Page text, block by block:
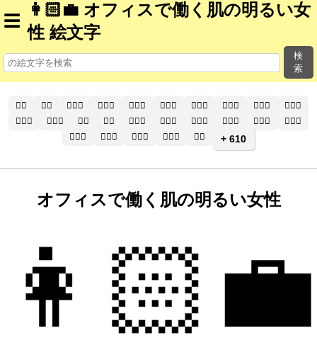
☰
👩🏻‍💼 オフィスで働く肌の明るい女
性 絵文字
検
索
🧑‍⚕️ 🧑‍⚕ 🧑🏻‍⚕️ 🧑🏻‍⚕ 🧑🏼‍⚕️ 🧑🏼‍⚕ 🧑🏽‍⚕️ 🧑🏽‍⚕ 🧑🏾‍⚕️
🧑🏾‍⚕
🧑🏿‍⚕️
🧑🏿‍⚕ 👨‍⚕️ 👨‍⚕ 👨🏻‍⚕️ 👨🏻‍⚕ 👨🏼‍⚕️ 👨🏼‍⚕ 👨🏽‍⚕️
👨🏽‍⚕
👨🏾‍⚕️
👨🏾‍⚕ 👨🏿‍⚕️ 👨🏿‍⚕ 👩‍⚕️ + 610
オフィスで働く肌の明るい女性
👩🏻‍💼